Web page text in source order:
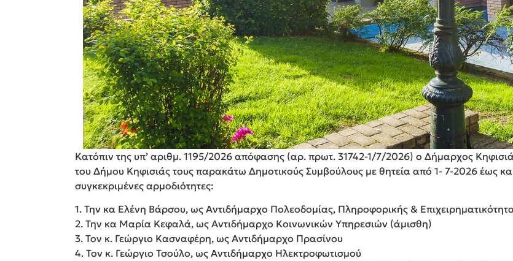
Κατόπιν της υπ’ αριθμ. 1195/2026 απόφασης (αρ. πρωτ. 31742-1/7/2026) ο Δήμαρχος
του Δήμου Κηφισιάς τους παρακάτω Δημοτικούς Συμβούλους με θητεία από 1- 7-2026 έως
συγκεκριμένες αρμοδιότητες:
1. Την κα Ελένη Βάρσου, ως Αντιδήμαρχο Πολεοδομίας, Πληροφορικής &
2. Την κα Μαρία Κεφαλά, ως Αντιδήμαρχο Κοινωνικών Υπηρεσιών (άμισθη)
3. Τον κ. Γεώργιο Κασναφέρη, ως Αντιδήμαρχο Πρασίνου
4. Τον κ. Γεώργιο Τσούλο, ως Αντιδήμαρχο Ηλεκτροφωτισμού